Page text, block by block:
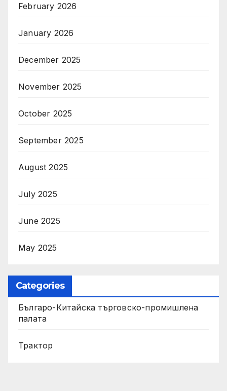
February 2026
January 2026
December 2025
November 2025
October 2025
September 2025
August 2025
July 2025
June 2025
May 2025
Categories
Българо-Китайска търговско-промишлена
палата
Трактор